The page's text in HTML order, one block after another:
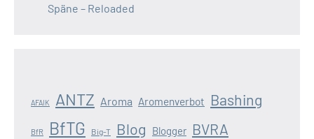
Späne – Reloaded
AFAIK ANTZ Aroma Aromenverbot Bashing
BfR BfTG Big-T Blog Blogger BVRA